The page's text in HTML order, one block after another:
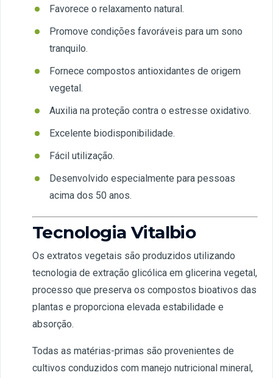
Favorece o relaxamento natural.
Promove condições favoráveis para um sono
tranquilo.
Fornece compostos antioxidantes de origem
vegetal.
Auxilia na proteção contra o estresse oxidativo.
Excelente biodisponibilidade.
Fácil utilização.
Desenvolvido especialmente para pessoas
acima dos 50 anos.
Tecnologia Vitalbio
Os extratos vegetais são produzidos utilizando
tecnologia de extração glicólica em glicerina vegetal,
processo que preserva os compostos bioativos das
plantas e proporciona elevada estabilidade e
absorção.
Todas as matérias-primas são provenientes de
cultivos conduzidos com manejo nutricional mineral,